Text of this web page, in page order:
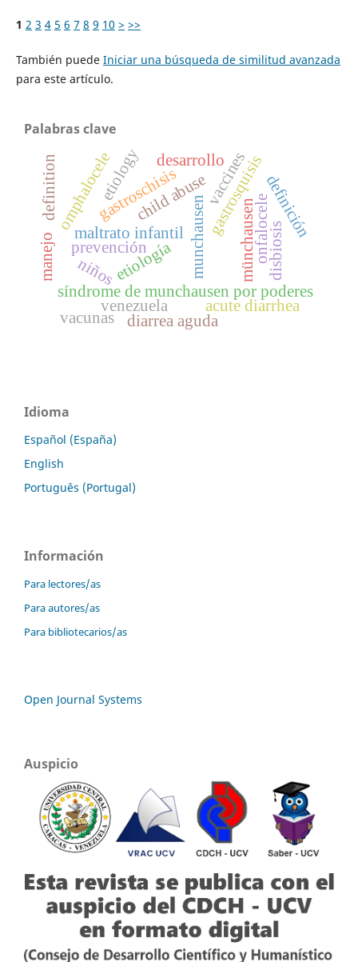
1 2 3 4 5 6 7 8 9 10 > >>
También puede Iniciar una búsqueda de similitud avanzada
para este artículo.
Palabras clave
munchausen
maltrato infantil
síndrome de munchausen por poderes
münchausen
child abusegastrosquisis
onfalocele
gastroschisis
omphalocele desarrollo
definición
etiología
prevención
manejo
definition etiology
venezuela
disbiosis
diarrea aguda
niños
acute diarrhea
vacunas
vaccines
Idioma
Español (España)
English
Português (Portugal)
Información
Para lectores/as
Para autores/as
Para bibliotecarios/as
Open Journal Systems
Auspicio